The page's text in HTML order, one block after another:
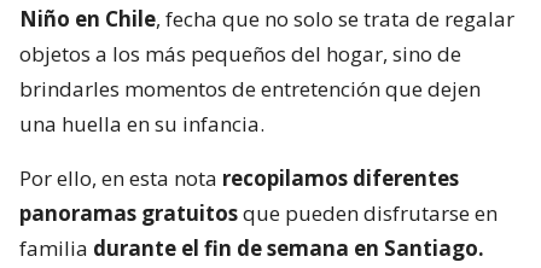
Niño en Chile, fecha que no solo se trata de regalar
objetos a los más pequeños del hogar, sino de
brindarles momentos de entretención que dejen
una huella en su infancia.
Por ello, en esta nota recopilamos diferentes
panoramas gratuitosque pueden disfrutarse en
familia durante el fin de semana en Santiago.